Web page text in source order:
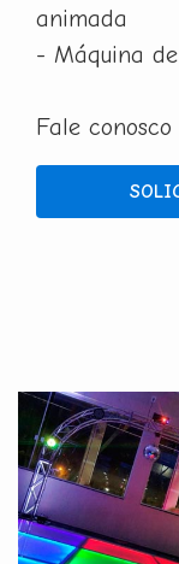
animada
- Máquina
Fale